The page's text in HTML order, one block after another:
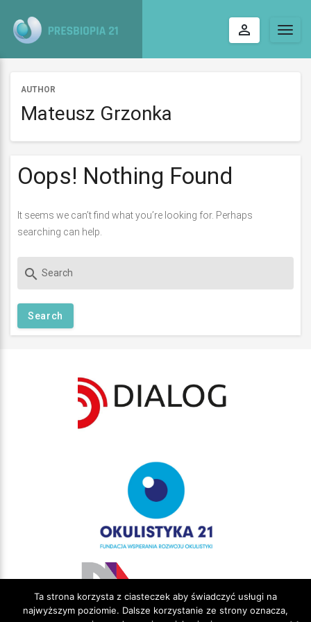
perm_identity
AUTHOR
Mateusz Grzonka
Oops! Nothing Found
It seems we can’t find what you’re looking for. Perhaps
searching can help.
search
Ta strona korzysta z ciasteczek aby świadczyć usługi na
najwyższym poziomie. Dalsze korzystanie ze strony oznacza,